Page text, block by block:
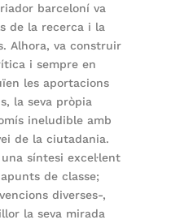
barceloní va
de la recerca i la
Alhora, va construir
i sempre en
les aportacions
la seva pròpia
ineludible amb
de la ciutadania.
síntesi excel·lent
de classe;
diverses-,
la seva mirada